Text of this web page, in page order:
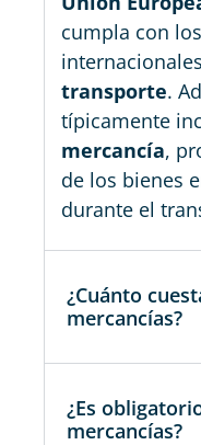
cumpla con
transporte.
típicamente
mercancía,
de los bienes
durante el
¿Cuánto
mercancías?
¿Es
mercancías?